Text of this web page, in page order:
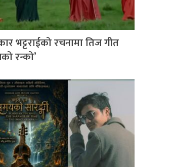
भट्टराईको रचनामा तिज गीत
रन्को’